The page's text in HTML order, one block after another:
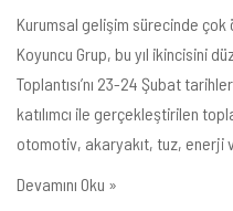
Kurumsal gelişim sürecinde çok
Koyuncu Grup, bu yıl ikincisini
Toplantısı’nı 23-24 Şubat
katılımcı ile gerçekleştirilen
otomotiv, akaryakıt, tuz, enerji
Devamını Oku »